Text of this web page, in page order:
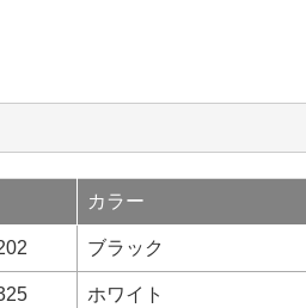
カラー
ブラック
ホワイト